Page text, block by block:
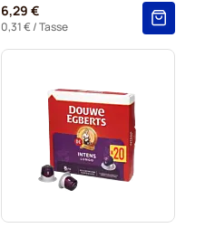
6,29 €
0,31 €/ Tasse